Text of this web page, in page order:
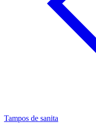
Tampos de sanita